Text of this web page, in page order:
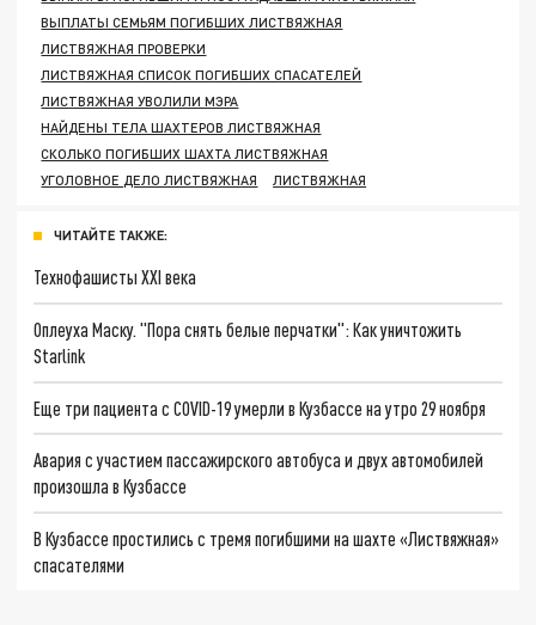
ВЫПЛАТЫ СЕМЬЯМ ПОГИБШИХ ЛИСТВЯЖНАЯ
ЛИСТВЯЖНАЯ ПРОВЕРКИ
ЛИСТВЯЖНАЯ СПИСОК ПОГИБШИХ СПАСАТЕЛЕЙ
ЛИСТВЯЖНАЯ УВОЛИЛИ МЭРА
НАЙДЕНЫ ТЕЛА ШАХТЕРОВ ЛИСТВЯЖНАЯ
СКОЛЬКО ПОГИБШИХ ШАХТА ЛИСТВЯЖНАЯ
УГОЛОВНОЕ ДЕЛО ЛИСТВЯЖНАЯ
ЛИСТВЯЖНАЯ
ЧИТАЙТЕ ТАКЖЕ:
Технофашисты XXI века
Оплеуха Маску. "Пора снять белые перчатки": Как уничтожить
Starlink
Еще три пациента с COVID-19 умерли в Кузбассе на утро 29 ноября
Авария с участием пассажирского автобуса и двух автомобилей
произошла в Кузбассе
В Кузбассе простились с тремя погибшими на шахте «Листвяжная»
спасателями